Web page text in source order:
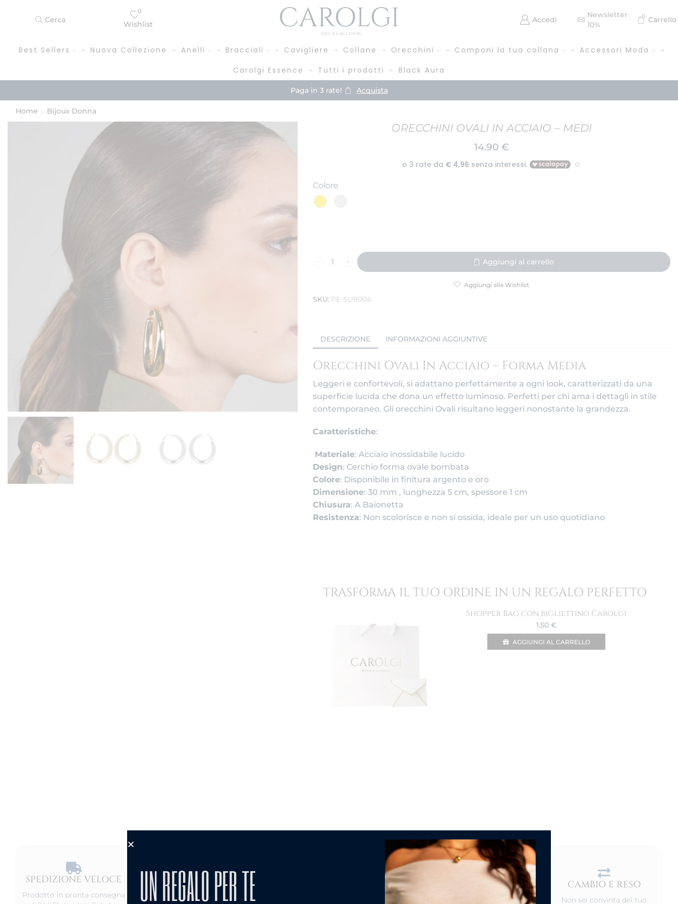
Cerca
0
Wishlist
Accedi
Newsletter
10%
0 Carrello
Best Sellers Nuova Collezione Anelli Bracciali Cavigliere Collane Orecchini Componi la tua collana
Accessori Moda
Carolgi Essence
Tutti i prodotti Black Aura
Paga in 3 rate! Acquista
Home Bijoux Donna
ORECCHINI OVALI IN ACCIAIO – MEDI
14.90 €
Colore
Aggiungi al carrello
Aggiungi alla Wishlist
SKU: PE-SU9004
DESCRIZIONE INFORMAZIONI AGGIUNTIVE
Orecchini Ovali In Acciaio – Forma Media
Leggeri e confortevoli, si adattano perfettamente a ogni look, caratterizzati da una
superficie lucida che dona un effetto luminoso. Perfetti per chi ama i dettagli in stile
contemporaneo. Gli orecchini Ovali risultano leggeri nonostante la grandezza.
Caratteristiche:
Materiale: Acciaio inossidabile lucido
Design: Cerchio forma ovale bombata
Colore: Disponibile in finitura argento e oro
Dimensione: 30 mm , lunghezza 5 cm, spessore 1 cm
Chiusura: A Baionetta
Resistenza: Non scolorisce e non si ossida, ideale per un uso quotidiano
TRASFORMA IL TUO ORDINE IN UN REGALO PERFETTO
Shopper Bag con bigliettino Carolgi
1.50 €
AGGIUNGI AL CARRELLO
SPEDIZIONE VELOCE​
Prodotto in pronta consegna
PRODOTTO
ANALLERGICO
CURA DEL PRODOTTO CAMBIO E RESO
Non sei convinta del tuo
UN REGALO PER TE